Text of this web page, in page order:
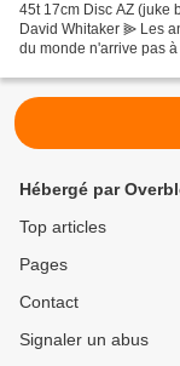
45t 17cm Disc AZ (juke
David Whitaker ⫸ Les
du monde n'arrive pas
Hébergé par
Top articles
Pages
Contact
Signaler un abus